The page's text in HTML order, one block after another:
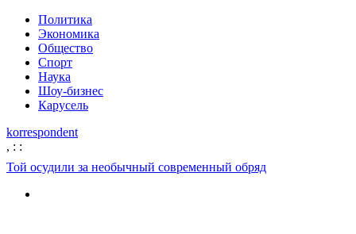
Политика
Экономика
Общество
Спорт
Наука
Шоу-бизнес
Карусель
korrespondent
, : :
Той осудили за необычный современный обряд